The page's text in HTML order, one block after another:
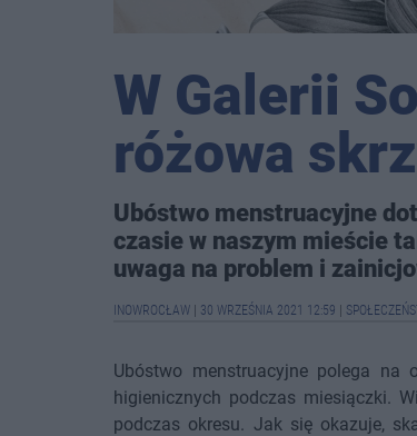
W Galerii
różowa
Ubóstwo menstruacyjne
czasie w naszym mieście
uwaga na problem i
INOWROCŁAW 30 WRZEŚNIA 2021 12:59
Ubóstwo menstruacyjne polega na
higienicznych podczas miesiączki.
podczas okresu. Jak się okazuje,